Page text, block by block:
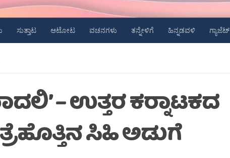
ಸುತ್ತಾಟ ಆಟೋಟ ವಚನಗಳು ತನ್ನೇಳಿಗೆ ಹಿನ್ನಡವಳಿ ಗ್ಯಾಜೆಟ್
– ಉತ್ತರ ಕರ‍್ನಾಟಕದ
ಸಿಹಿ ಅಡುಗೆ